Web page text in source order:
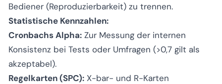
Bediener (Reproduzierbarkeit) zu trennen.
Statistische Kennzahlen:
Cronbachs Alpha: Zur Messung der internen
Konsistenz bei Tests oder Umfragen (>0,7 gilt als
akzeptabel).
Regelkarten (SPC): X-bar- und R-Karten